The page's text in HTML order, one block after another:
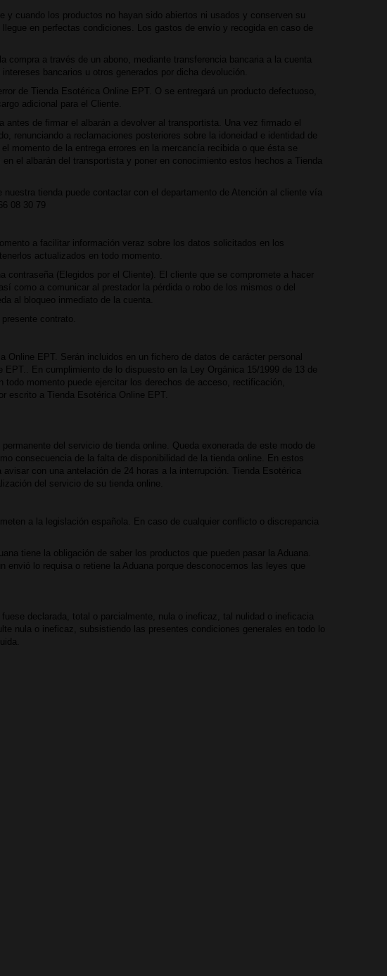
y cuando los productos no hayan sido abiertos ni usados y conserven su
en perfectas condiciones. Los gastos de envío y recogida en caso de
compra a través de un abono, mediante transferencia bancaria a la cuenta
bancarios u otros generados por dicha devolución.
de Tienda Esotérica Online EPT. O se entregará un producto defectuoso,
adicional para el Cliente.
de firmar el albarán a devolver al transportista. Una vez firmado el
renunciando a reclamaciones posteriores sobre la idoneidad e identidad de
momento de la entrega errores en la mercancía recibida o que ésta se
el albarán del transportista y poner en conocimiento estos hechos a Tienda
tienda puede contactar con el departamento de Atención al cliente vía
08 30 79
a facilitar información veraz sobre los datos solicitados en los
actualizados en todo momento.
(Elegidos por el Cliente). El cliente que se compromete a hacer
como a comunicar al prestador la pérdida o robo de los mismos o del
al bloqueo inmediato de la cuenta.
contrato.
EPT. Serán incluidos en un fichero de datos de carácter personal
En cumplimiento de lo dispuesto en la Ley Orgánica 15/1999 de 13 de
momento puede ejercitar los derechos de acceso, rectificación,
escrito a Tienda Esotérica Online EPT.
del servicio de tienda online. Queda exonerada de este modo de
consecuencia de la falta de disponibilidad de la tienda online. En estos
con una antelación de 24 horas a la interrupción. Tienda Esotérica
del servicio de su tienda online.
a la legislación española. En caso de cualquier conflicto o discrepancia
tiene la obligación de saber los productos que pueden pasar la Aduana.
lo requisa o retiene la Aduana porque desconocemos las leyes que
declarada, total o parcialmente, nula o ineficaz, tal nulidad o ineficacia
nula o ineficaz, subsistiendo las presentes condiciones generales en todo lo